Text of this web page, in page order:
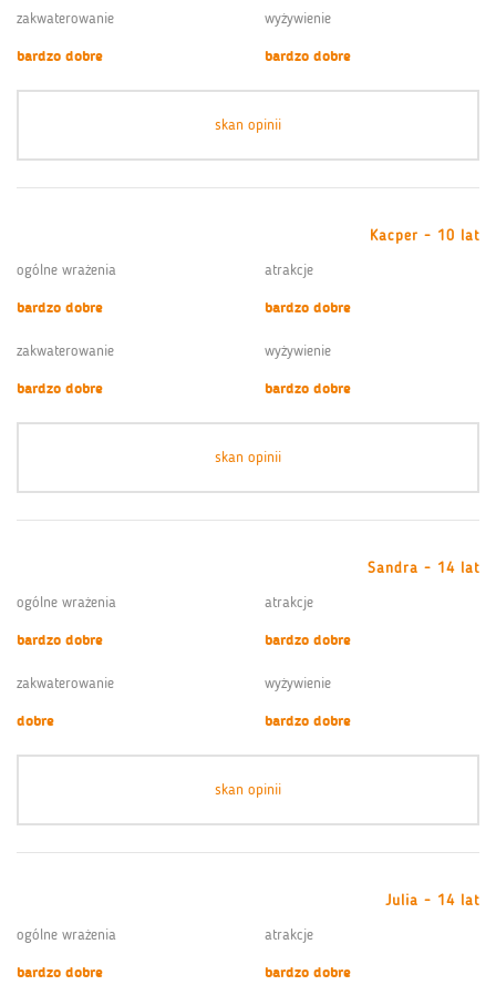
zakwaterowanie
bardzo dobre
wyżywienie
bardzo dobre
skan opinii
Kacper - 10 lat
ogólne wrażenia
bardzo dobre
atrakcje
bardzo dobre
zakwaterowanie
bardzo dobre
wyżywienie
bardzo dobre
skan opinii
Sandra - 14 lat
ogólne wrażenia
bardzo dobre
atrakcje
bardzo dobre
zakwaterowanie
dobre
wyżywienie
bardzo dobre
skan opinii
Julia - 14 lat
ogólne wrażenia
bardzo dobre
atrakcje
bardzo dobre